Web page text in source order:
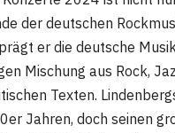
der deutschen
er die deutsche
Mischung aus Rock,
Texten.
Jahren, doch seinen